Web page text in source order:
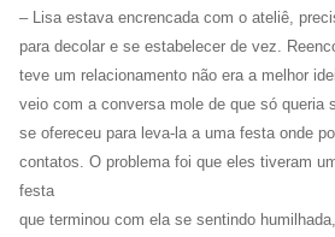
– Lisa estava encrencada com o ateliê,
para decolar e se estabelecer de vez.
teve um relacionamento não era a melhor
veio com a conversa mole de que só queria
se ofereceu para leva-la a uma festa onde
contatos. O problema foi que eles tiveram
festa
que terminou com ela se sentindo